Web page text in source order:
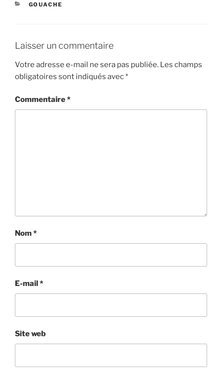
CATÉGORIES
GOUACHE
Laisser un commentaire
Votre adresse e-mail ne sera pas publiée. Les champs
obligatoires sont indiqués avec*
Commentaire*
Nom*
E-mail*
Site web